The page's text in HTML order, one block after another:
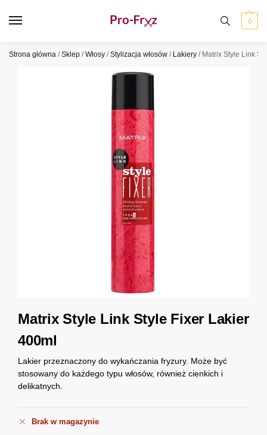
0
Strona główna /Sklep /Włosy /Stylizacja włosów / Lakiery / Matrix Style Link
Matrix Style Link Style Fixer Lakier
400ml
Lakier przeznaczony do wykańczania fryzury. Może być
stosowany do każdego typu włosów, również cienkich i
delikatnych.
Brak w magazynie